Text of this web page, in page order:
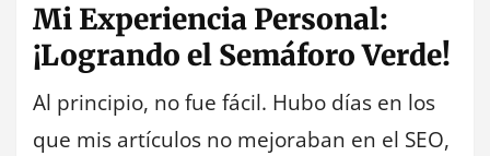
Mi Experiencia Personal:
¡Logrando el Semáforo Verde!
Al principio, no fue fácil. Hubo días en los
que mis artículos no mejoraban en el SEO,